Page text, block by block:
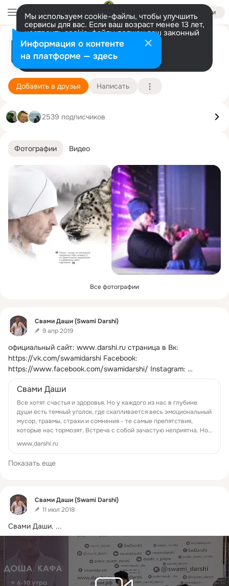
Войти
Мы используем cookie-файлы, чтобы улучшить
сервисы для вас. Если ваш возраст менее 13 лет,
настроить cookie-файлы должен ваш законный
представитель. Больше информации
Разрешить все Настроить
Свами Даши (Swami Darshi)
1 января Подробнее
Добавить в друзья Написать
Фотографии Видео
Все фотографии
Фид
Свами Даши (Swami Darshi)
9 апр 2019
официальный сайт: www.darshi.ru страница в Вк:
https://vk.com/swamidarshi Facebook:
https://www.facebook.com/swamidarshi/ Instagram:
Свами Даши
Все хотят счастья и здоровья. Но у каждого из нас в глубине
души есть темный уголок, где скапливается весь эмоциональный
мусор, травмы, страхи и сомнения - те самые препятствия,
которые нас тормозят. Встреча с собой зачастую неприятна. Но
www.darshi.ru
Показать еще
Фид
Свами Даши (Swami Darshi)
11 июл 2018
Свами Даши. ...
2539 подписчиков
Информация о контенте
на платформе — здесь